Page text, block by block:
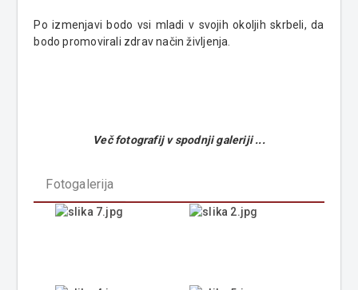
Po izmenjavi bodo vsi mladi v svojih okoljih skrbeli, da
bodo promovirali zdrav način življenja.
Več fotografij v spodnji galeriji ...
Fotogalerija